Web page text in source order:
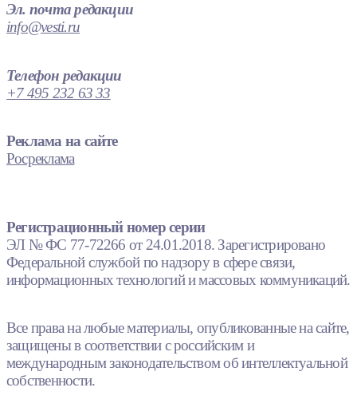
Эл. почта редакции
info@vesti.ru
Телефон редакции
+7 495 232 63 33
Реклама на сайте
Росреклама
Регистрационный номер серии
ЭЛ № ФС 77-72266 от 24.01.2018. Зарегистрировано
Федеральной службой по надзору в сфере связи,
информационных технологий и массовых коммуникаций.
Все права на любые материалы, опубликованные на сайте,
защищены в соответствии с российским и
международным законодательством об интеллектуальной
собственности.